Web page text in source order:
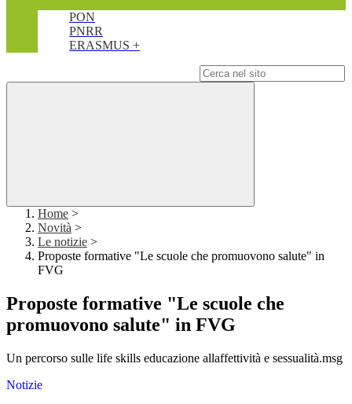
PON
PNRR
ERASMUS +
Home >
Novità >
Le notizie >
Proposte formative "Le scuole che promuovono salute" in
FVG
Proposte formative "Le scuole che
promuovono salute" in FVG
Un percorso sulle life skills educazione allaffettività e sessualità.msg
Notizie